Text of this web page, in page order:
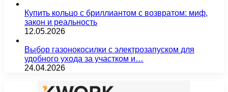
Купить кольцо с бриллиантом с возвратом: миф,
закон и реальность
12.05.2026
Выбор газонокосилки с электрозапуском для
удобного ухода за участком и…
24.04.2026